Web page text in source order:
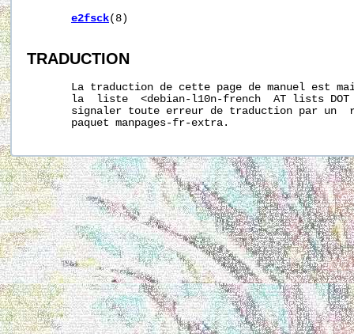
e2fsck(8)
TRADUCTION
La traduction de cette page de manuel est
la  liste  <debian-l10n-french  AT lists
signaler toute erreur de traduction par un